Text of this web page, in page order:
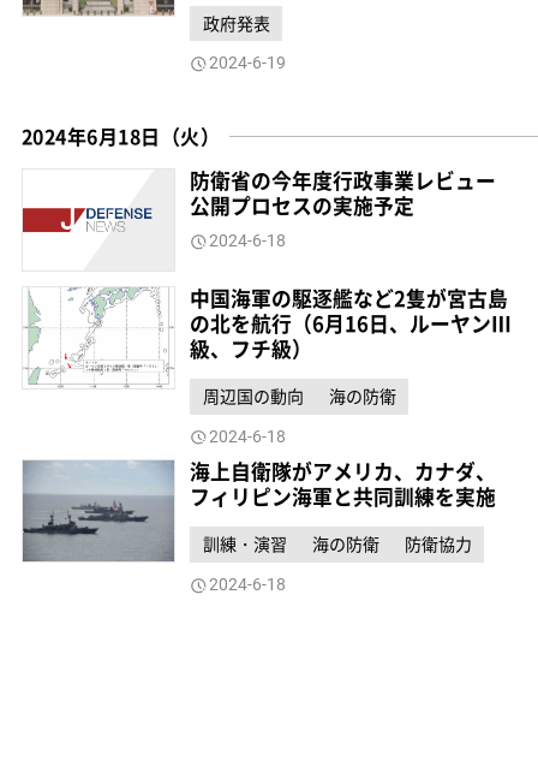
政府発表
2024-6-19
2024年6月18日（火）
防衛省の今年度行政事業レビュー
公開プロセスの実施予定
2024-6-18
中国海軍の駆逐艦など2隻が宮古島
の北を航行（6月16日、ルーヤンⅢ
級、フチ級）
周辺国の動向 海の防衛
2024-6-18
海上自衛隊がアメリカ、カナダ、
フィリピン海軍と共同訓練を実施
訓練・演習 海の防衛 防衛協力
2024-6-18